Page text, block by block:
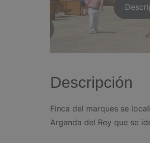
Descripción
Finca del marques se
Arganda del Rey que se